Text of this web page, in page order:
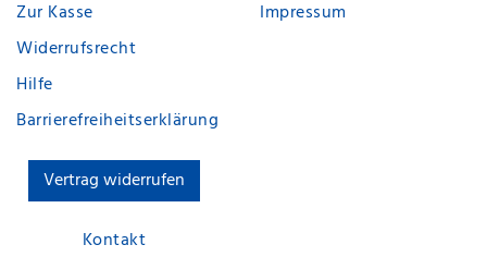
Zur Kasse
Widerrufsrecht
Hilfe
Barrierefreiheitserklärung
Vertrag widerrufen
Kontakt
Impressum